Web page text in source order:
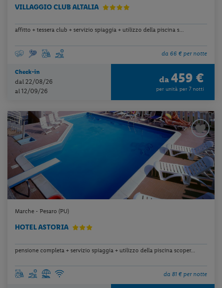
VILLAGGIO CLUB ALTALIA
affitto + tessera club + servizio spiaggia + utilizzo della piscina s...
da 66 € per notte
Check-in
dal 22/08/26
al 12/09/26
da 459 €
per unità per 7 notti
Marche - Pesaro (PU)
HOTEL ASTORIA
pensione completa + servizio spiaggia + utilizzo della piscina scoper...
da 81 € per notte